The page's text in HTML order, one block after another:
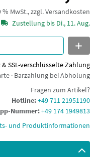
% MwSt., zzgl. Versandkosten
Zustellung bis Di., 11. Aug.
SSL-verschlüsselte Zahlung
· Barzahlung bei Abholung
Fragen zum Artikel?
Hotline:+49 711 21951190
Nummer:+49 174 1949813
und Produktinformationen